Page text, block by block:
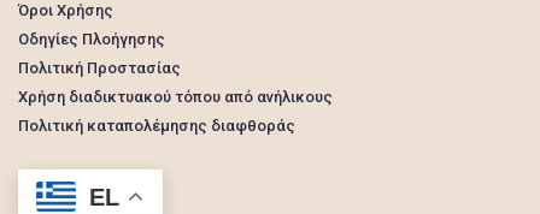
Όροι Χρήσης
Οδηγίες Πλοήγησης
Πολιτική Προστασίας
Χρήση διαδικτυακού τόπου από ανήλικους
Πολιτική καταπολέμησης διαφθοράς
EL